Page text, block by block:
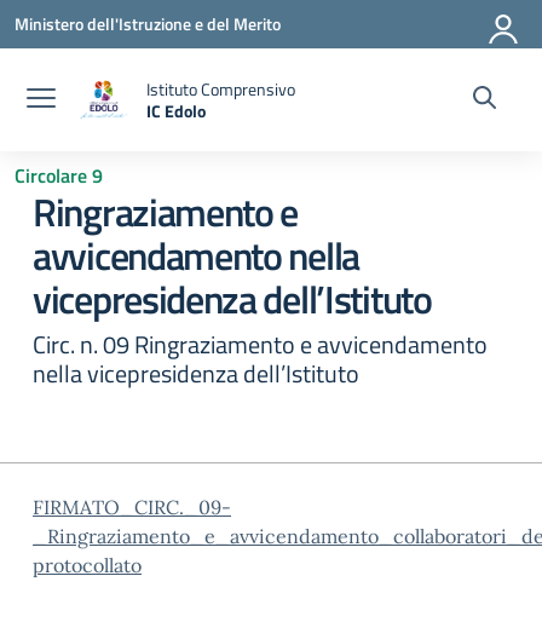
Vai ai contenuti
Vai al menu di navigazione
Vai al footer
Ministero dell'Istruzione e del Merito
Istituto Comprensivo
IC Edolo
Circolare 9
Ringraziamento e
avvicendamento nella
vicepresidenza dell’Istituto
Circ. n. 09 Ringraziamento e avvicendamento
nella vicepresidenza dell’Istituto
FIRMATO_CIRC._09-
protocollato